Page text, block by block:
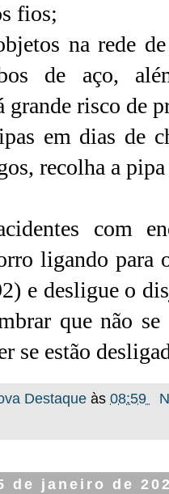
fios;
na rede
de aço,
grande risco de
em dias de
recolha a
com
ligando para
e desligue o
que não
se estão
Destaque às 08:59
de janeiro de